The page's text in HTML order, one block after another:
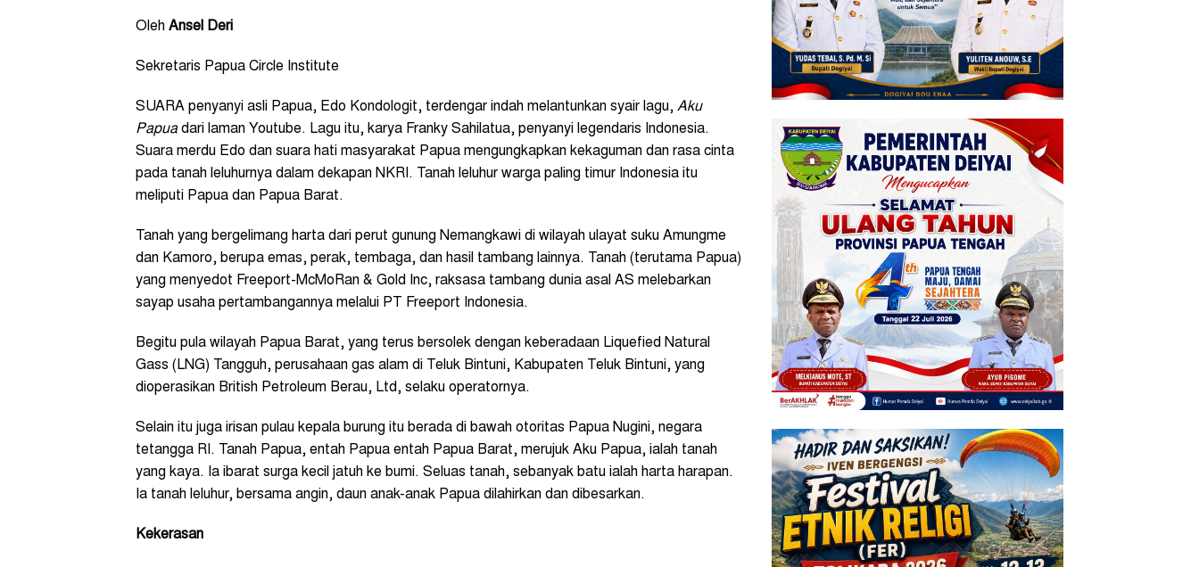
Oleh Ansel Deri
Sekretaris Papua Circle Institute
SUARA penyanyi asli Papua, Edo Kondologit, terdengar indah melantunkan syair lagu, Aku
Papuadari laman Youtube. Lagu itu, karya Franky Sahilatua, penyanyi legendaris Indonesia.
Suara merdu Edo dan suara hati masyarakat Papua mengungkapkan kekaguman dan rasa cinta
pada tanah leluhurnya dalam dekapan NKRI. Tanah leluhur warga paling timur Indonesia itu
meliputi Papua dan Papua Barat.
Tanah yang bergelimang harta dari perut gunung Nemangkawi di wilayah ulayat suku Amungme
dan Kamoro, berupa emas, perak, tembaga, dan hasil tambang lainnya. Tanah (terutama Papua)
yang menyedot Freeport-McMoRan & Gold Inc, raksasa tambang dunia asal AS melebarkan
sayap usaha pertambangannya melalui PT Freeport Indonesia.
Begitu pula wilayah Papua Barat, yang terus bersolek dengan keberadaan Liquefied Natural
Gass (LNG) Tangguh, perusahaan gas alam di Teluk Bintuni, Kabupaten Teluk Bintuni, yang
dioperasikan British Petroleum Berau, Ltd, selaku operatornya.
Selain itu juga irisan pulau kepala burung itu berada di bawah otoritas Papua Nugini, negara
tetangga RI. Tanah Papua, entah Papua entah Papua Barat, merujuk Aku Papua, ialah tanah
yang kaya. Ia ibarat surga kecil jatuh ke bumi. Seluas tanah, sebanyak batu ialah harta harapan.
Ia tanah leluhur, bersama angin, daun anak-anak Papua dilahirkan dan dibesarkan.
Kekerasan